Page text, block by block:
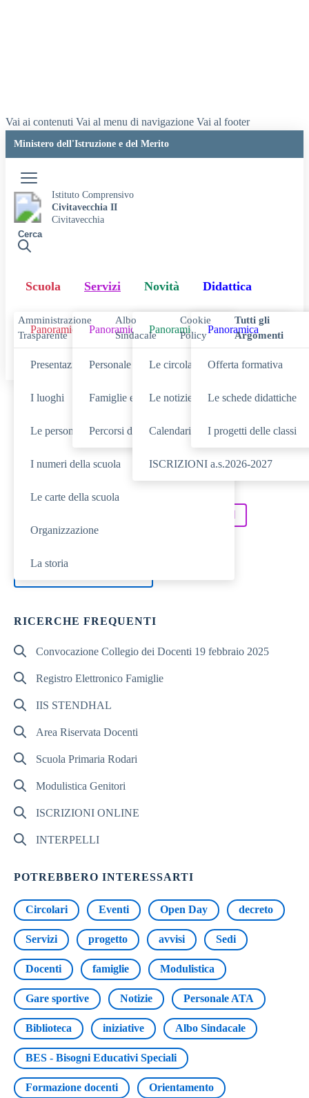
Vai ai contenuti Vai al menu di navigazione Vai al footer
Ministero dell'Istruzione e del Merito
Istituto Comprensivo
Civitavecchia II
Civitavecchia
Cerca
Scuola
Panoramica
Presentazione
I luoghi
Le persone
I numeri della scuola
Le carte della scuola
Organizzazione
La storia
Servizi
Panoramica
Personale scolastico
Famiglie e studenti
Percorsi di studio
Novità
Panoramica
Le circolari
Le notizie
Calendario eventi
ISCRIZIONI a.s.2026-2027
Didattica
Panoramica
Offerta formativa
Le schede didattiche
I progetti delle classi
Amministrazione
Trasparente
Albo
Sindacale
Cookie
Policy
Tutti gli
Argomenti
Cerca
SCUOLA
RICERCHE FREQUENTI
Convocazione Collegio dei Docenti 19 febbraio 2025
Registro Elettronico Famiglie
IIS STENDHAL
Area Riservata Docenti
Scuola Primaria Rodari
Modulistica Genitori
ISCRIZIONI ONLINE
INTERPELLI
POTREBBERO INTERESSARTI
Circolari Eventi Open Day decreto
Servizi progetto avvisi Sedi
Docenti famiglie Modulistica
Gare sportive Notizie Personale ATA
Biblioteca iniziative Albo Sindacale
BES - Bisogni Educativi Speciali
Formazione docenti Orientamento